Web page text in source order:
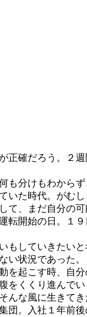
確だろう。２
分けもわから
た時代。がむし
、まだ自分の
開始の日。１
していきたい
い状況であった。
起こす時、自
くくり進んで
な風に生きてき
。入社１年前